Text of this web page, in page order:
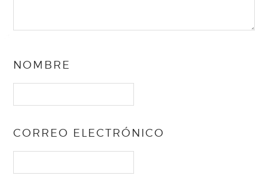
NOMBRE
CORREO ELECTRÓNICO